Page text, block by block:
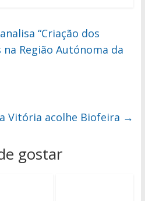
“Criação dos
Região Autónoma da
Vitória acolhe Biofeira →
gostar